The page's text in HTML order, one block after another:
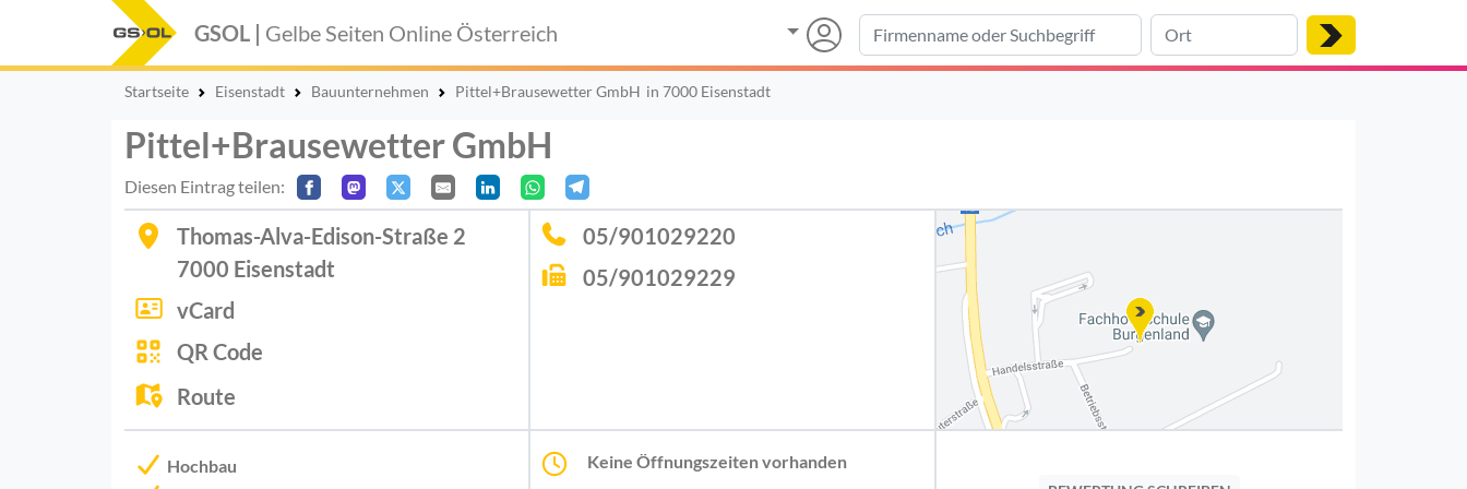
GSOL | Gelbe Seiten Online Österreich
Startseite Eisenstadt Bauunternehmen Pittel+Brausewetter GmbH in 7000 Eisenstadt
Pittel+Brausewetter GmbH
Diesen Eintrag teilen:
Thomas-Alva-Edison-Straße 2
7000 Eisenstadt
vCard
QR Code
Route
05/901029220
05/901029229
Hochbau
Keine Öffnungszeiten vorhanden